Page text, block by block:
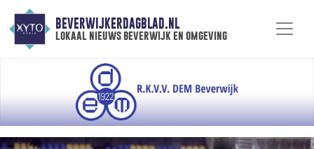
BEVERWIJKERDAGBLAD.NL
lokaal nieuws beverwijk en omgeving